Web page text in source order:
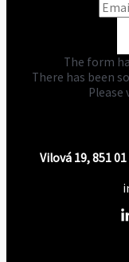
The form
There has been
Vilová 19, 851